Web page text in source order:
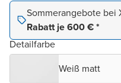
Sommerangebote bei
Rabatt je 600 € *
Detailfarbe
Weiß matt